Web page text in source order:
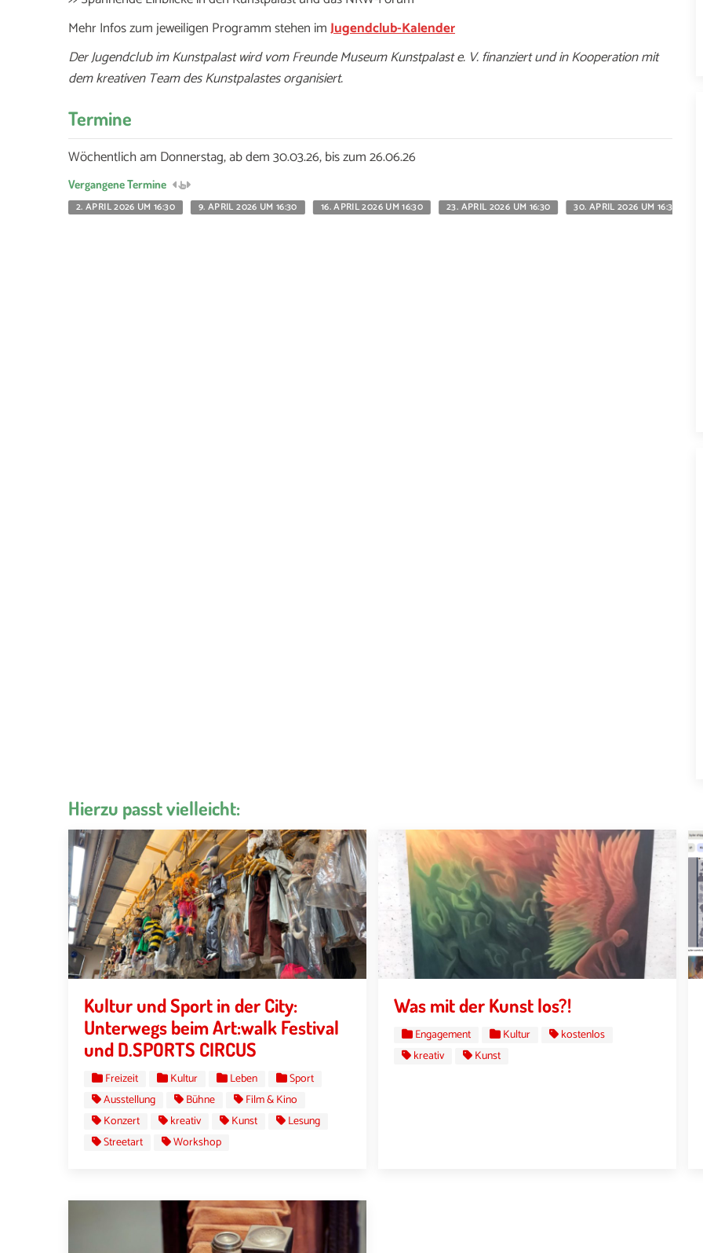
Mehr Infos zum jeweiligen Programm stehen imJugendclub-Kalender
Der Jugendclub im Kunstpalast wird vom Freunde Museum Kunstpalast e. V. finanziert und in Kooperation mit
dem kreativen Team des Kunstpalastes organisiert.
Termine
Wöchentlich am Donnerstag, ab dem 30.03.26, bis zum 26.06.26
Vergangene Termine
2. APRIL 2026 UM 16:30
9. APRIL 2026 UM 16:30 16. APRIL 2026 UM 16:30 23. APRIL 2026 UM 16:30 30. APRIL 2026 UM 16:30
Hierzu passt vielleicht:
Kultur und Sport in der City:
Unterwegs beim Art:walk Festival
und D.SPORTS CIRCUS
Freizeit Kultur Leben
Sport
Ausstellung
Bühne
Film & Kino
Konzert
kreativ Kunst
Lesung
Streetart
Workshop
Was mit der Kunst los?!
Engagement Kultur
kostenlos
kreativ
Kunst